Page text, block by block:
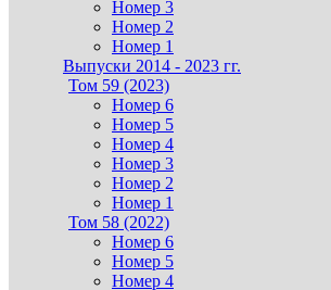
Номер 3
Номер 2
Номер 1
Выпуски 2014 - 2023 гг.
Том 59 (2023)
Номер 6
Номер 5
Номер 4
Номер 3
Номер 2
Номер 1
Том 58 (2022)
Номер 6
Номер 5
Номер 4